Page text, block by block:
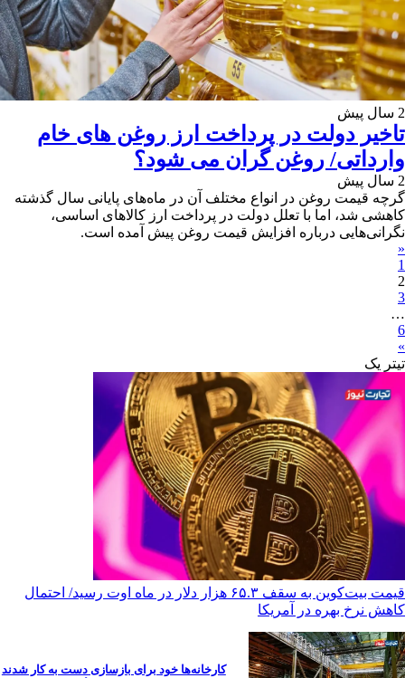
2 سال پیش
تاخیر دولت در پرداخت ارز روغن های خام
وارداتی/ روغن گران می شود؟
2 سال پیش
گرچه قیمت روغن در انواع مختلف آن در ماه‌های پایانی سال گذشته
کاهشی شد، اما با تعلل دولت در پرداخت ارز کالاهای اساسی،
نگرانی‌هایی درباره افزایش قیمت روغن پیش آمده است.
«
1
2
3
…
6
»
تیترِ یک
قیمت بیت‌کوین به سقف ۶۵.۳ هزار دلار در ماه اوت رسید/ احتمال
کاهش نرخ بهره در آمریکا
کارخانه‌ها خود برای بازسازی دست به کار شدند